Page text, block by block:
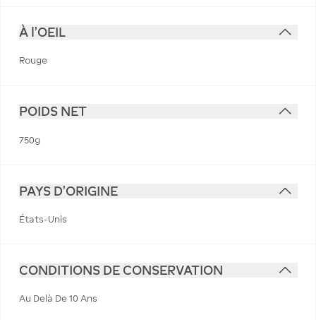
À l'OEIL
Rouge
POIDS NET
750g
PAYS D'ORIGINE
États-Unis
CONDITIONS DE CONSERVATION
Au Delà De 10 Ans